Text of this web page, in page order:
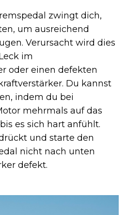
zwingt dich,
um ausreichend
Verursacht wird dies
im
oder einen defekten
Du kannst
indem du bei
mehrmals auf das
es sich hart anfühlt.
und starte den
nicht nach unten
defekt.